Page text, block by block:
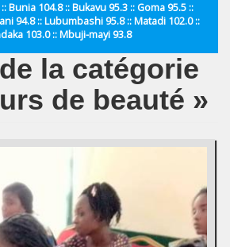
Bunia 104.8 :: Bukavu 95.3 :: Goma 95.5 ::
94.8 :: Lubumbashi 95.8 :: Matadi 102.0 ::
103.0 :: Mbuji-mayi 93.8
la catégorie
de beauté »